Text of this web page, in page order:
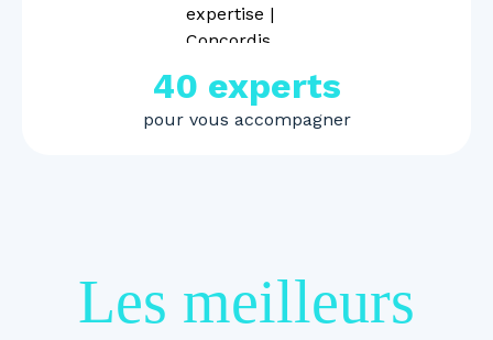
40 experts
pour vous accompagner
Les meilleurs